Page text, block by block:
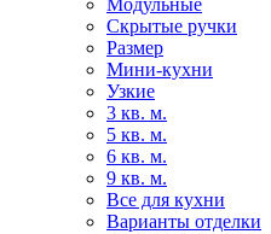
Модульные
Скрытые ручки
Размер
Мини-кухни
Узкие
3 кв. м.
5 кв. м.
6 кв. м.
9 кв. м.
Все для кухни
Варианты отделки